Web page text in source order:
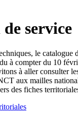
service
le catalogue
à compter du 10
à aller consulter
aux mailles
des fiches